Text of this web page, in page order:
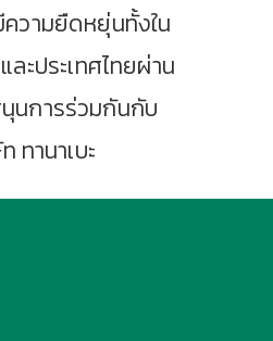
ความยืดหยุ่นทั้งใน
ะประเทศไทยผ่าน
นการร่วมกันกับ
ทานาเบะ